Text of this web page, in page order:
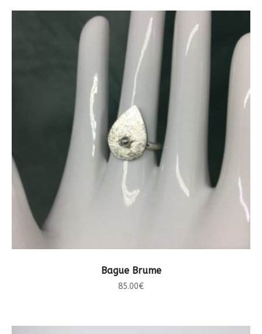
CHOIX DES OPTIONS
Bague Brume
85.00€